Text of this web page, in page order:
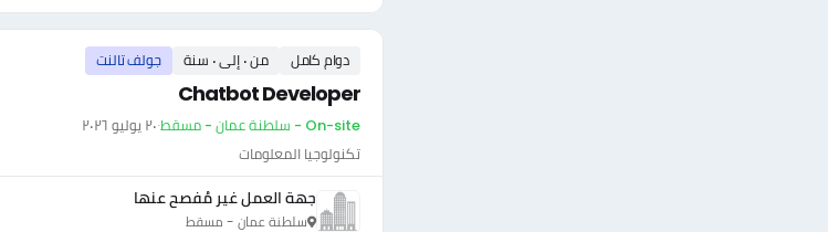
دوام كامل من ٠ إلى ٠ سنة جولف تالنت
Chatbot Developer
On-site - سلطنة عمان - مسقط ·٢٠ يوليو ٢٠٢٦
تكنولوجيا المعلومات
جهة العمل غير مُفصح عنها
سلطنة عمان - مسقط